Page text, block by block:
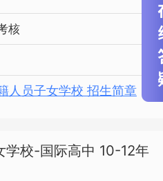
核
人员子女学校 招生简章
学校-国际高中 10-12年